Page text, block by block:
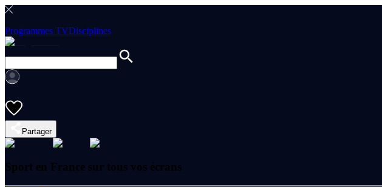
Programmes TVDisciplines
Partager
Sport en France sur tous vos écrans